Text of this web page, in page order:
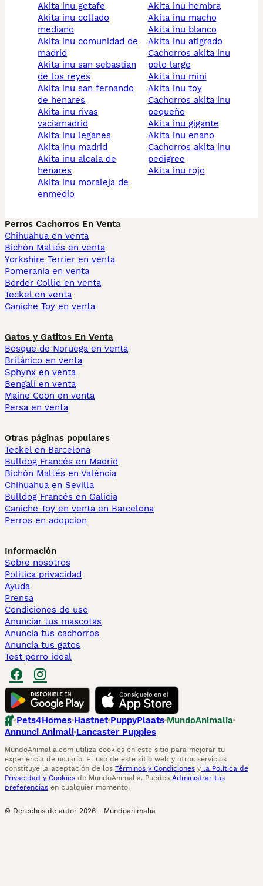
akita inu getafe
akita inu collado
mediano
akita inu comunidad de
madrid
akita inu san sebastian
de los reyes
akita inu san fernando
de henares
akita inu rivas
vaciamadrid
akita inu leganes
akita inu madrid
akita inu alcala de
henares
akita inu moraleja de
enmedio
akita inu hembra
akita inu macho
akita inu blanco
akita inu atigrado
cachorros akita inu
pelo largo
akita inu mini
akita inu toy
cachorros akita inu
pequeño
akita inu gigante
akita inu enano
cachorros akita inu
pedigree
akita inu rojo
Perros Cachorros En Venta
Chihuahua en venta
Bichón Maltés en venta
Yorkshire Terrier en venta
Pomerania en venta
Border Collie en venta
Teckel en venta
Caniche Toy en venta
Gatos y Gatitos En Venta
Bosque de Noruega en venta
Británico en venta
Sphynx en venta
Bengalí en venta
Maine Coon en venta
Persa en venta
Otras páginas populares
Teckel en Barcelona
Bulldog Francés en Madrid
Bichón Maltés en València
Chihuahua en Sevilla
Bulldog Francés en Galicia
Caniche Toy en venta en Barcelona
Perros en adopcion
Información
Sobre nosotros
Politica privacidad
Ayuda
Prensa
Condiciones de uso
Anunciar tus mascotas
Anuncia tus cachorros
Anuncia tus gatos
Test perro ideal
Pets4Homes Hastnet PuppyPlaats MundoAnimalia
Annunci Animali Lancaster Puppies
MundoAnimalia.com utiliza cookies en este sitio para mejorar tu
experiencia de usuario. El uso de este sitio web y otros servicios
constituye la aceptación de los Términos y Condiciones y la Política de
Privacidad y Cookies de MundoAnimalia. Puedes Administrar tus
preferencias en cualquier momento.
© Derechos de autor 2026 - Mundoanimalia